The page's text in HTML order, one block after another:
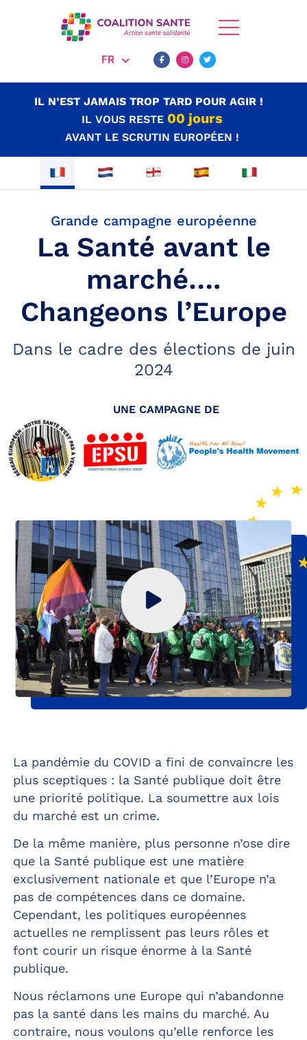
FR
IL N’EST JAMAIS TROP TARD POUR AGIR !
IL VOUS RESTE 00 jours
AVANT LE SCRUTIN EUROPÉEN !
Grande campagne européenne
La Santé avant le
marché….
Changeons l’Europe
Dans le cadre des élections de juin
2024
UNE CAMPAGNE DE
La pandémie du COVID a fini de convaincre les
plus sceptiques : la Santé publique doit être
une priorité politique. La soumettre aux lois
du marché est un crime.
De la même manière, plus personne n’ose dire
que la Santé publique est une matière
exclusivement nationale et que l’Europe n’a
pas de compétences dans ce domaine.
Cependant, les politiques européennes
actuelles ne remplissent pas leurs rôles et
font courir un risque énorme à la Santé
publique.
Nous réclamons une Europe qui n’abandonne
pas la santé dans les mains du marché. Au
contraire, nous voulons qu’elle renforce les